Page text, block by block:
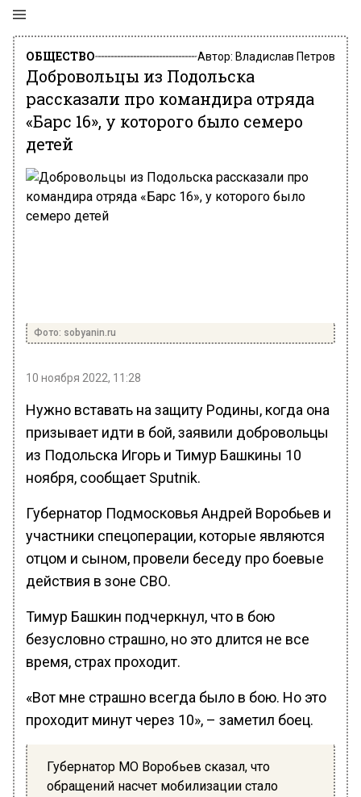
ОБЩЕСТВО Автор: Владислав Петров
Добровольцы из Подольска
рассказали про командира отряда
«Барс 16», у которого было семеро
детей
Фото: sobyanin.ru
10 ноября 2022, 11:28
Нужно вставать на защиту Родины, когда она
призывает идти в бой, заявили добровольцы
из Подольска Игорь и Тимур Башкины 10
ноября, сообщает Sputnik.
Губернатор Подмосковья Андрей Воробьев и
участники спецоперации, которые являются
отцом и сыном, провели беседу про боевые
действия в зоне СВО.
Тимур Башкин подчеркнул, что в бою
безусловно страшно, но это длится не все
время, страх проходит.
«Вот мне страшно всегда было в бою. Но это
проходит минут через 10», – заметил боец.
Губернатор МО Воробьев сказал, что
обращений насчет мобилизации стало